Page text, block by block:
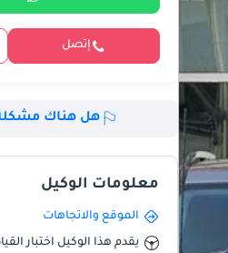
إتصل
هل هناك مشكلة
معلومات الوكيل
الموقع والاتجاهات
يقدم هذا الوكيل اختبار